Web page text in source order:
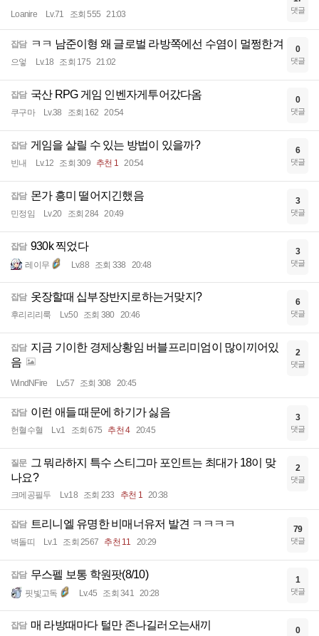
Loanire Lv.71 조회 555 21:03 댓글
잡담 ㅋㅋ 남준이형 왜 글로벌 라방쪽에선 수염이 멀쩡한겨
으엏 Lv.18 조회 175 21:02
0
댓글
잡담 국산 RPG 게임 인벤자게투어갔다옴
쿠구마 Lv.38 조회 162 20:54
0
댓글
잡담 게임을 살릴 수 있는 방법이 있을까?
빈내 Lv.12 조회 309 추천 1 20:54
6
댓글
잡담 몬가 흥미 떨어지긴했음
민정임 Lv.20 조회 284 20:49
3
댓글
잡담 930k 찍었다
레이무 Lv.88 조회 338 20:48
3
댓글
잡담 옷장할때 십부장반지로하는거맞지?
후리리리룩 Lv.50 조회 380 20:46
6
댓글
잡담 지금 기이한 경제상황임 버블프리미엄이 많이끼어있
음
WindNFire Lv.57 조회 308 20:45
2
댓글
잡담 이런 애들 때문에 하기가 싫음
헌혈수혈 Lv.1 조회 675 추천 4 20:45
3
댓글
질문 그 뭐라하지 특수 스티그마 포인트는 최대가 18이 맞
나요?
크메공필두 Lv.18 조회 233 추천 1 20:38
2
댓글
잡담 트리니엘 유명한 비매너유저 발견 ㅋㅋㅋㅋ
벽돌띠 Lv.1 조회 2567 추천 11 20:29
79
댓글
잡담 무스펠 보통 학원팟(8/10)
핏빛고독 Lv.45 조회 341 20:28
1
댓글
잡담 매 라방때마다 털만 존나길러오는새끼 0